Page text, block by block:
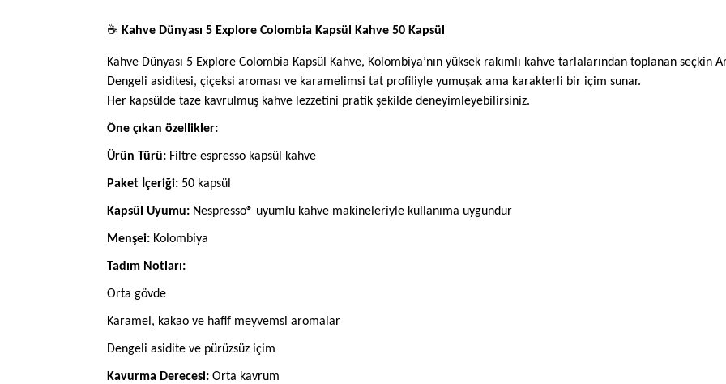
☕ Kahve Dünyası 5 Explore Colombia Kapsül Kahve 50 Kapsül
Kahve Dünyası 5 Explore Colombia Kapsül Kahve, Kolombiya’nın yüksek rakımlı kahve tarlalarından toplanan
Dengeli asiditesi, çiçeksi aroması ve karamelimsi tat profiliyle yumuşak ama karakterli bir içim sunar.
Her kapsülde taze kavrulmuş kahve lezzetini pratik şekilde deneyimleyebilirsiniz.
Öne çıkan özellikler:
Ürün Türü: Filtre espresso kapsül kahve
Paket İçeriği: 50 kapsül
Kapsül Uyumu: Nespresso® uyumlu kahve makineleriyle kullanıma uygundur
Menşei: Kolombiya
Tadım Notları:
Orta gövde
Karamel, kakao ve hafif meyvemsi aromalar
Dengeli asidite ve pürüzsüz içim
Kavurma Derecesi: Orta kavrum